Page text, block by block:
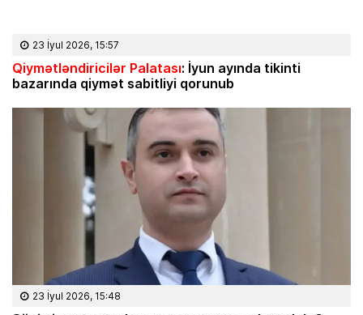
23 İyul 2026, 15:57
Qiymətləndiricilər Palatası: İyun ayında tikinti
bazarında qiymət sabitliyi qorunub
23 İyul 2026, 15:48